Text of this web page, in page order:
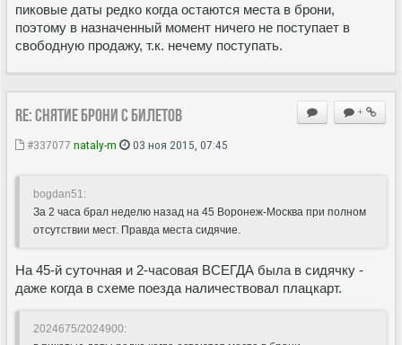
пиковые даты редко когда остаются места в брони,
поэтому в назначенный момент ничего не поступает в
свободную продажу, т.к. нечему поступать.
+
Re: Снятие брони с билетов
#337077 nataly-m 03 ноя 2015, 07:45
bogdan51:
За 2 часа брал неделю назад на 45 Воронеж-Москва при полном
отсутствии мест. Правда места сидячие.
На 45-й суточная и 2-часовая ВСЕГДА была в сидячку -
даже когда в схеме поезда наличествовал плацкарт.
2024675/2024900: